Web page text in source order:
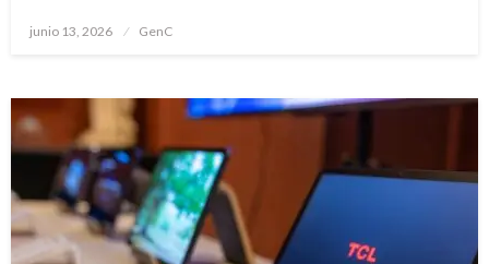
Publicado
junio 13, 2026 GenC